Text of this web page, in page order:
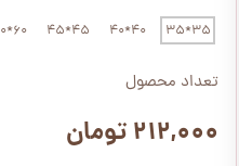
35*35
40*40
45*45
60*60
تعداد محصول
۲۱۲,۰۰۰ تومان